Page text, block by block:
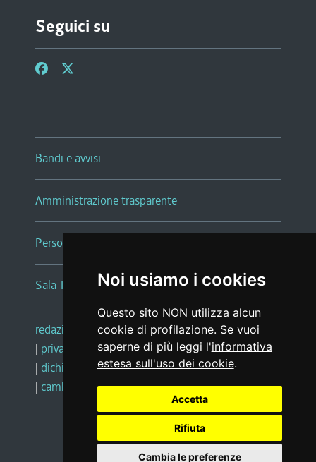
Noi usiamo i cookies
Questo sito NON utilizza alcun
cookie di profilazione. Se vuoi
saperne di più leggi l'informativa
estesa sull'uso dei cookie.
Accetta
Rifiuta
Cambia le preferenze
Seguici su
Bandi e avvisi
Amministrazione trasparente
Persone e Uffici
Sala Tiziano Tessitori
redazione web |note legali |glossario
| privacy
social media policy
| dichiarazione di accessibilità |feedback
| cambio preferenze cookie
Realizzato da